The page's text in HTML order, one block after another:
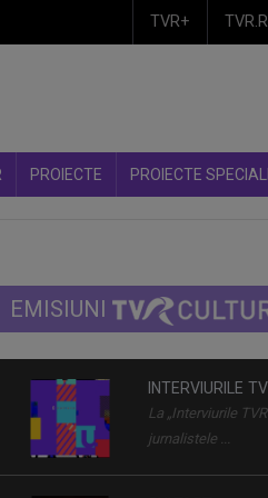
TVR+
PROIECTE PROIECTE
EMISIUNI
CULTART
Emisiunea